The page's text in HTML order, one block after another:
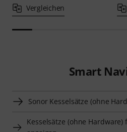
Vergleichen
Smart
Sonor Kesselsätze (ohne
Kesselsätze (ohne Hardware)